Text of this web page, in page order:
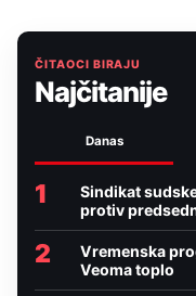
ČITAOCI BIRAJU
Najčitanije
Danas
1
Sindikat
protiv
2
Vremenska
Veoma toplo